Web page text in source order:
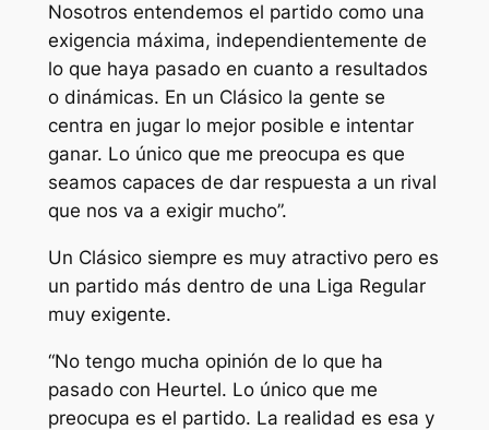
Nosotros entendemos el partido como una
exigencia máxima, independientemente de
lo que haya pasado en cuanto a resultados
o dinámicas. En un Clásico la gente se
centra en jugar lo mejor posible e intentar
ganar. Lo único que me preocupa es que
seamos capaces de dar respuesta a un rival
que nos va a exigir mucho”.
Un Clásico siempre es muy atractivo pero es
un partido más dentro de una Liga Regular
muy exigente.
“No tengo mucha opinión de lo que ha
pasado con Heurtel. Lo único que me
preocupa es el partido. La realidad es esa y